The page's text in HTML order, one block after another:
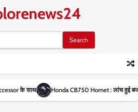
Honda CB750 Hornet : लांच हुई बजट वाली